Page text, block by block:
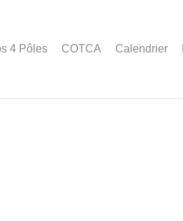
4 Pôles COTCA Calendrier